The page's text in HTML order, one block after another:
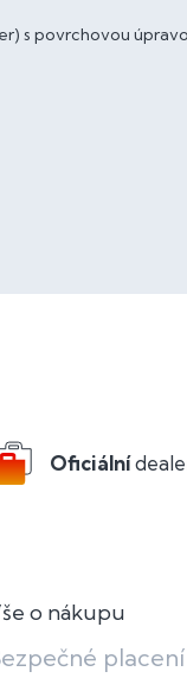
s povrchovou
Oficiální
o nákupu
placení